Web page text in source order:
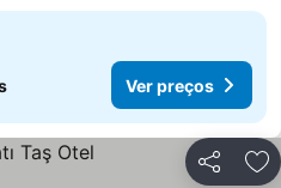
Ver preços
Partilhar